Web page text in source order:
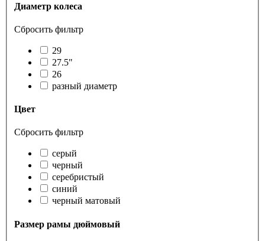
Диаметр колеса
Сбросить фильтр
29
27.5"
26
разный диаметр
Цвет
Сбросить фильтр
серый
черный
серебристый
синий
черный матовый
Размер рамы дюймовый